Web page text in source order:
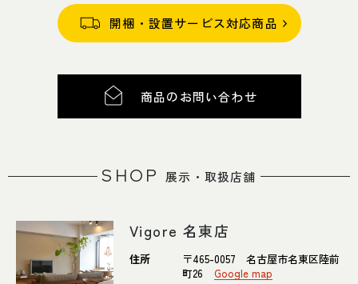
開梱・設置サービス対応商品
商品のお問い合わせ
SHOP展示・取扱店舗
Vigore 名東店
住所
〒465-0057 名古屋市名東区陸前
町26
Google map